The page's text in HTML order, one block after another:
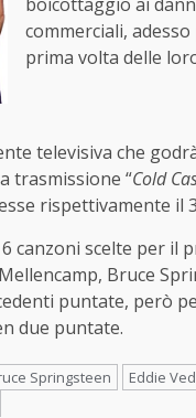
commerciali,
prima volta delle
televisiva che
trasmissione “Cold
rispettivamente il
canzoni scelte per
Bruce
puntate, però
due puntate.
Springsteen Eddie